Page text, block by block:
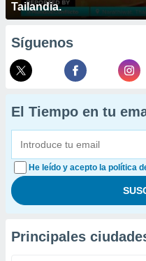
Tailandia.
Síguenos
El Tiempo en tu
He leído y acepto la política
Principales